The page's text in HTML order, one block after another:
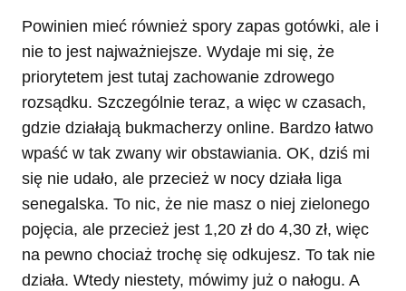
Powinien mieć również spory zapas gotówki, ale i
nie to jest najważniejsze. Wydaje mi się, że
priorytetem jest tutaj zachowanie zdrowego
rozsądku. Szczególnie teraz, a więc w czasach,
gdzie działają bukmacherzy online. Bardzo łatwo
wpaść w tak zwany wir obstawiania. OK, dziś mi
się nie udało, ale przecież w nocy działa liga
senegalska. To nic, że nie masz o niej zielonego
pojęcia, ale przecież jest 1,20 zł do 4,30 zł, więc
na pewno chociaż trochę się odkujesz. To tak nie
działa. Wtedy niestety, mówimy już o nałogu. A